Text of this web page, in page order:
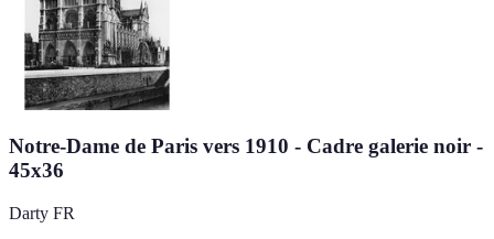
Notre-Dame de Paris vers 1910 - Cadre galerie noir -
45x36
Darty FR